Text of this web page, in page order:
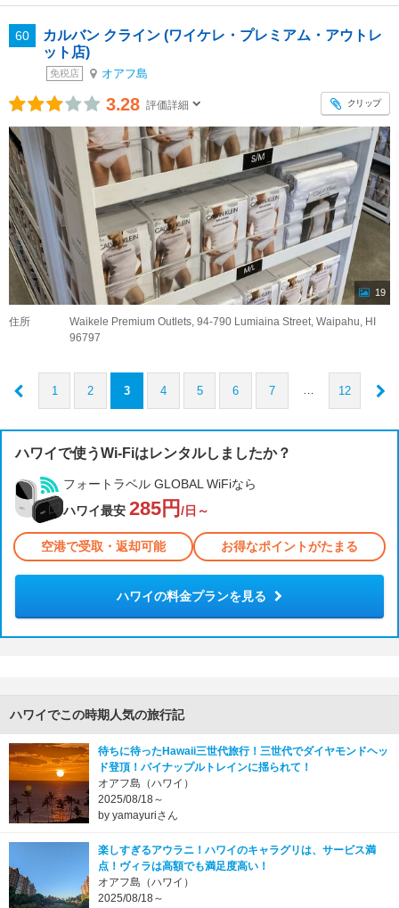
60
カルバン クライン (ワイケレ・プレミアム・アウトレ
ット店)
免税店 オアフ島
3.28 評価詳細 クリップ
19
住所
Waikele Premium Outlets, 94-790 Lumiaina Street, Waipahu, HI
96797
1 2 3 4 5 6 7 … 12
ハワイで使うWi-Fiはレンタルしましたか？
フォートラベル GLOBAL WiFiなら
ハワイ最安 285円 /日～
空港で受取・返却可能 お得なポイントがたまる
ハワイの料金プランを見る
ハワイでこの時期人気の旅行記
待ちに待ったHawaii三世代旅行！三世代でダイヤモンドヘッ
ド登頂！パイナップルトレインに揺られて！
オアフ島（ハワイ）
2025/08/18～
by yamayuriさん
楽しすぎるアウラニ！ハワイのキャラグリは、サービス満
点！ヴィラは高額でも満足度高い！
オアフ島（ハワイ）
2025/08/18～